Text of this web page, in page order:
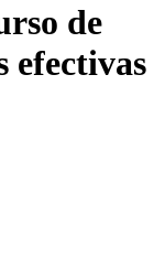
de
efectivas